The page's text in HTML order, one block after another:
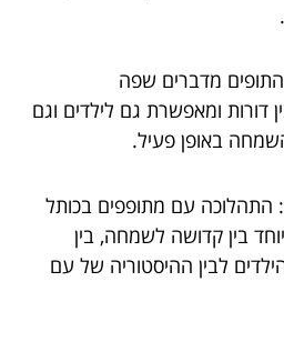
התופים מדברים שפה
דורות ומאפשרת גם לילדים וגם
באופן פעיל.
התהלוכה עם מתופפים בכותל
בין קדושה לשמחה, בין
לבין ההיסטוריה של עם